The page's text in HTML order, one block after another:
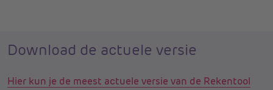
Download de actuele versie
Hier kun je de meest actuele versie van de Rekentool